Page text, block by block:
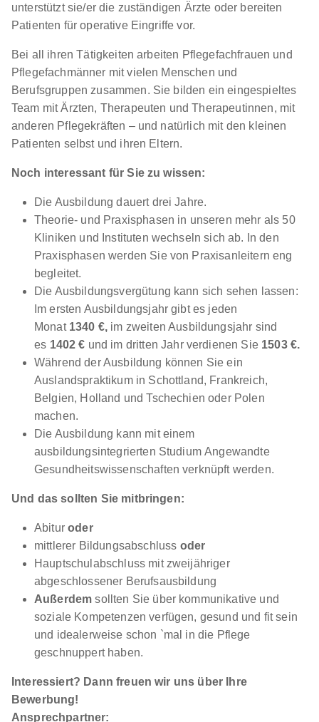
Ausbildung zum/zur Pflegefachmann:frau
01.08.2027
70372 Stuttgart (u.a.)
Ausbildung zur Pflegefachperson (m/w/d) in
Stuttgart - Oktober 2026 Diakonisches Institut für
Soziale Berufe gGmbH
01.10.2026
70191 Stuttgart
Ausbildung Pflegefachmann/-frau (Start:
01.10.2026) (m/w/d) Evangelische Heimstiftung
GmbH
01.10.2026
Pflegefachfrau / Pflegefachmann Vertiefung
Psychiatrie, Oktober 2026
01.10.2026
70174 Stuttgart
1.340 - 1.503 € pro Monat
unterstützt sie/er die zuständigen Ärzte oder bereiten
Patienten für operative Eingriffe vor.
Bei all ihren Tätigkeiten arbeiten Pflegefachfrauen und
Pflegefachmänner mit vielen Menschen und
Berufsgruppen zusammen. Sie bilden ein eingespieltes
Team mit Ärzten, Therapeuten und Therapeutinnen, mit
anderen Pflegekräften – und natürlich mit den kleinen
Patienten selbst und ihren Eltern.
Noch interessant für Sie zu wissen:
Die Ausbildung dauert drei Jahre.
Theorie- und Praxisphasen in unseren mehr als 50
Kliniken und Instituten wechseln sich ab. In den
Praxisphasen werden Sie von Praxisanleitern eng
begleitet.
Die Ausbildungsvergütung kann sich sehen lassen:
Im ersten Ausbildungsjahr gibt es jeden
Monat 1340 €, im zweiten Ausbildungsjahr sind
es 1402€ und im dritten Jahr verdienen Sie 1503€.
Während der Ausbildung können Sie ein
Auslandspraktikum in Schottland, Frankreich,
Belgien, Holland und Tschechien oder Polen
machen.
Die Ausbildung kann mit einem
ausbildungsintegrierten Studium Angewandte
Gesundheitswissenschaften verknüpft werden.
Und das sollten Sie mitbringen:
Abituroder
mittlerer Bildungsabschluss oder
Hauptschulabschluss mit zweijähriger
abgeschlossener Berufsausbildung
Außerdem sollten Sie über kommunikative und
soziale Kompetenzen verfügen, gesund und fit sein
und idealerweise schon `mal in die Pflege
geschnuppert haben.
Interessiert? Dann freuen wir uns über Ihre
Bewerbung!
Ansprechpartner: